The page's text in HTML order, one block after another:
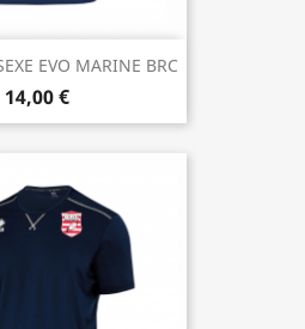
EVO MARINE BRC
14,00 €